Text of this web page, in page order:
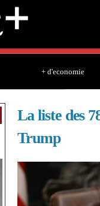
+ d'economie
La liste des
Trump